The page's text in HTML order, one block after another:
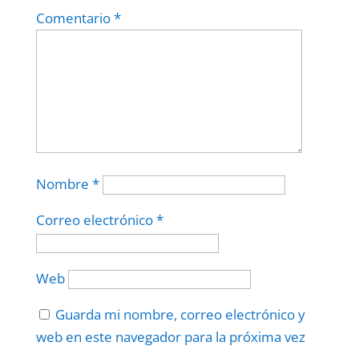
Comentario*
Nombre *
Correo electrónico*
Web
Guarda mi nombre, correo electrónico y
web en este navegador para la próxima vez